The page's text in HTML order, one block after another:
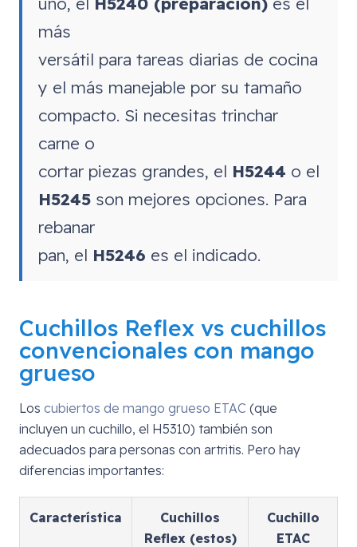
más
versátil para tareas diarias de cocina
y el más manejable por su tamaño
compacto. Si necesitas trinchar
carne o
cortar piezas grandes, el H5244 o el
H5245 son mejores opciones. Para
rebanar
pan, el H5246 es el indicado.
Cuchillos Reflex vs cuchillos
convencionales con mango
grueso
Los cubiertos de mango grueso ETAC (que
incluyen un cuchillo, el H5310) también son
adecuados para personas con artritis. Pero hay
diferencias importantes:
Característica
Cuchillos
Reflex (estos)
Cuchillo
ETAC